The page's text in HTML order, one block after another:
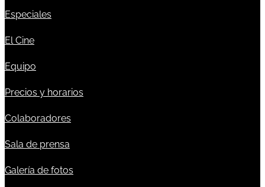
Especiales
El Cine
Equipo
Precios y horarios
Colaboradores
Sala de prensa
Galería de fotos